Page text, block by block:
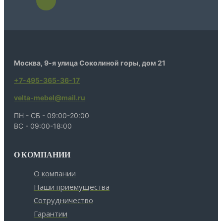
Москва, 9-я улица Соколиной горы, дом 21
+7-495-365-36-17
velta-mebel@mail.ru
ПН - СБ - 09:00-20:00
ВС - 09:00-18:00
О КОМПАНИИ
О компании
Наши приемущества
Сотрудничество
Гарантии